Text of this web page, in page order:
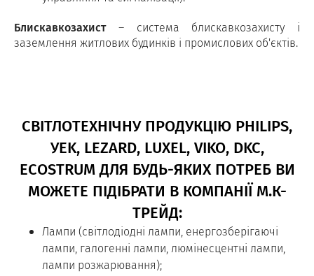
Блискавкозахист– система блискавкозахисту і
заземлення житлових будинків і промислових об'єктів.
СВІТЛОТЕХНІЧНУ ПРОДУКЦІЮ PHILIPS,
УEK, LEZARD, LUXEL, VIKO, DKC,
ECOSTRUM ДЛЯ БУДЬ-ЯКИХ ПОТРЕБ ВИ
МОЖЕТЕ ПІДІБРАТИ В КОМПАНІЇ М.К-
ТРЕЙД:
Лампи (світлодіодні лампи, енергозберігаючі
лампи, галогенні лампи, люмінесцентні лампи,
лампи розжарювання);